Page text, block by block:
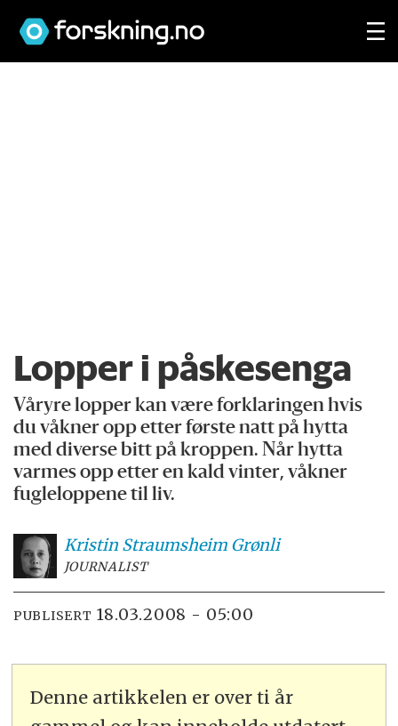
Lopper i påskesenga
Våryre lopper kan være forklaringen hvis
du våkner opp etter første natt på hytta
med diverse bitt på kroppen. Når hytta
varmes opp etter en kald vinter, våkner
fugleloppene til liv.
Kristin Straumsheim Grønli
JOURNALIST
PUBLISERT 18.03.2008 - 05:00
Denne artikkelen er over ti år